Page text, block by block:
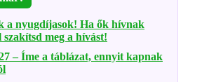
a nyugdíjasok! Ha ők hívnak
meg a hívást!
– Íme a táblázat, ennyit kapnak